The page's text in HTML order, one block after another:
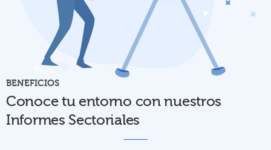
BENEFICIOS
Conoce tu entorno con nuestros
Informes Sectoriales